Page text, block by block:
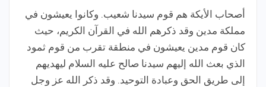
أصحاب الأيكة هم قوم سيدنا شعيب. وكانوا يعيشون في
مملكة مدين وقد ذكرهم الله في القرآن الكريم، حيث
كان قوم مدين يعيشون في منطقة تقرب من قوم ثمود
الذي بعث الله إليهم سيدنا صالح عليه السلام ليهديهم
إلى طريق الحق وعبادة التوحيد. وقد ذكر الله عز وجل